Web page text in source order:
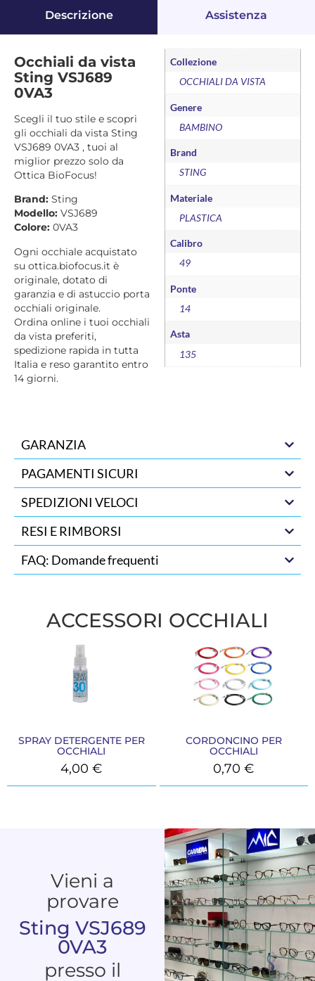
Descrizione Assistenza
Occhiali da vista
Sting VSJ689
0VA3
Scegli il tuo stile e scopri
gli occhiali da vista Sting
VSJ689 0VA3 , tuoi al
miglior prezzo solo da
Ottica BioFocus!
Brand: Sting
Modello: VSJ689
Colore: 0VA3
Ogni occhiale acquistato
su ottica.biofocus.it è
originale, dotato di
garanzia e di astuccio porta
occhiali originale.
Ordina online i tuoi occhiali
da vista preferiti,
spedizione rapida in tutta
Italia e reso garantito entro
14 giorni.
Collezione
OCCHIALI DA VISTA
Genere
BAMBINO
Brand
STING
Materiale
PLASTICA
Calibro
49
Ponte
14
Asta
135
GARANZIA
PAGAMENTI SICURI
SPEDIZIONI VELOCI
RESI E RIMBORSI
FAQ: Domande frequenti
ACCESSORI OCCHIALI
SPRAY DETERGENTE PER
OCCHIALI
4,00€
CORDONCINO PER
OCCHIALI
0,70€
Vieni a
provare
Sting VSJ689
0VA3
presso il